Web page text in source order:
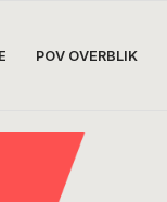
POV OVERBLIK